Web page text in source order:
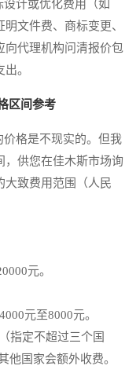
计或优化费用（如
文件费、商标变更、
向代理机构问清报价包
。
区间参考
格是不现实的。但我
，供您在佳木斯市场询
大致费用范围（人民
元。
元至8000元。
定不超过三个国
他国家会额外收费。